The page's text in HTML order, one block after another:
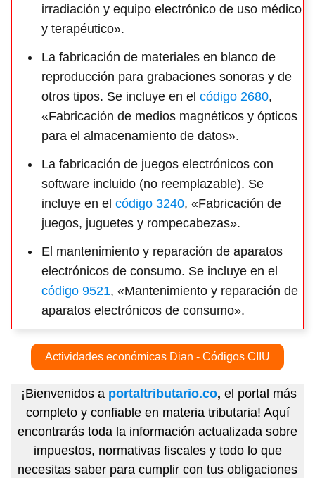
irradiación y equipo electrónico de uso médico
y terapéutico».
La fabricación de materiales en blanco de
reproducción para grabaciones sonoras y de
otros tipos. Se incluye en el código 2680,
«Fabricación de medios magnéticos y ópticos
para el almacenamiento de datos».
La fabricación de juegos electrónicos con
software incluido (no reemplazable). Se
incluye en el código 3240, «Fabricación de
juegos, juguetes y rompecabezas».
El mantenimiento y reparación de aparatos
electrónicos de consumo. Se incluye en el
código 9521, «Mantenimiento y reparación de
aparatos electrónicos de consumo».
Actividades económicas Dian - Códigos CIIU
¡Bienvenidos a portaltributario.co, el portal más
completo y confiable en materia tributaria! Aquí
encontrarás toda la información actualizada sobre
impuestos, normativas fiscales y todo lo que
necesitas saber para cumplir con tus obligaciones